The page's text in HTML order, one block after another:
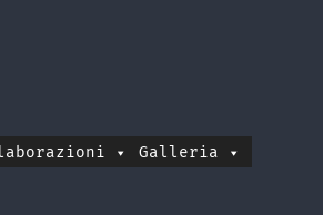
Galleria